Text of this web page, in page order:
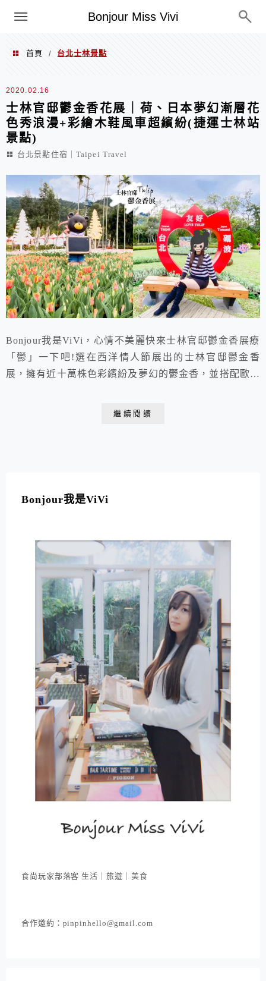
Bonjour Miss Vivi
選單
首頁 / 台北士林景點
台北士林景點
2020.02.16
士林官邸鬱金香花展｜荷、日本夢幻漸層花
色秀浪漫+彩繪木鞋風車超繽紛(捷運士林站
景點)
台北景點住宿｜Taipei Travel
Bonjour我是ViVi，心情不美麗快來士林官邸鬱金香展療
「鬱」一下吧!選在西洋情人節展出的士林官邸鬱金香
展，擁有近十萬株色彩繽紛及夢幻的鬱金香，並搭配歐風
繼續閱讀
Bonjour我是ViVi
食尚玩家部落客 生活｜旅遊｜美食
合作邀約：pinpinhello@gmail.com